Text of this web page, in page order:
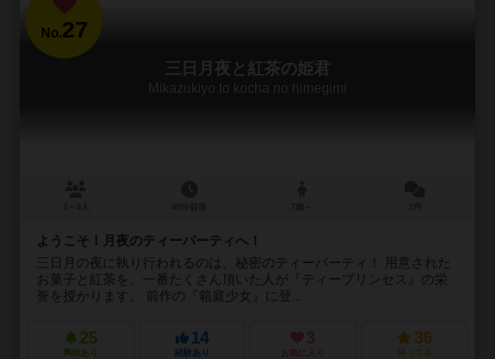
No.27
三日月夜と紅茶の姫君
Mikazukiyo to kocha no himegimi
ようこそ！月夜のティーパーティへ！
三日月の夜に執り行われるのは、秘密のティーパーティ！ 用意された
お菓子と紅茶を、一番たくさん頂いた人が『ティープリンセス』の栄
誉を授かります。 前作の『箱庭少女』に登...
25
興味あり
14
経験あり
3
お気に入り
36
持ってる